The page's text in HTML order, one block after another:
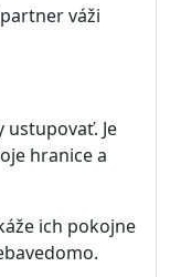
váži
ustupovať. Je
hranice a
ich pokojne